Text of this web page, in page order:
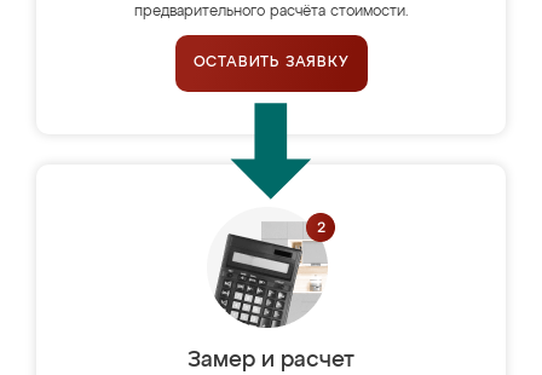
предварительного расчёта стоимости.
ОСТАВИТЬ ЗАЯВКУ
Замер и расчет